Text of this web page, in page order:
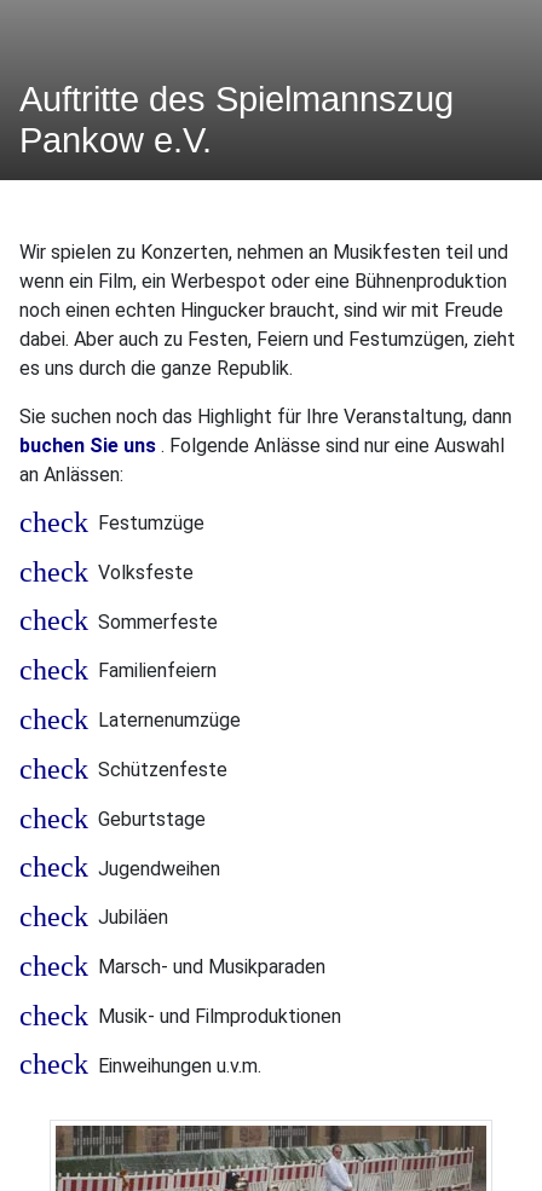
Auftritte des Spielmannszug
Pankow e.V.
Wir spielen zu Konzerten, nehmen an Musikfesten teil und
wenn ein Film, ein Werbespot oder eine Bühnenproduktion
noch einen echten Hingucker braucht, sind wir mit Freude
dabei. Aber auch zu Festen, Feiern und Festumzügen, zieht
es uns durch die ganze Republik.
Sie suchen noch das Highlight für Ihre Veranstaltung, dann
buchen Sie uns . Folgende Anlässe sind nur eine Auswahl
an Anlässen:
Festumzüge
Volksfeste
Sommerfeste
Familienfeiern
Laternenumzüge
Schützenfeste
Geburtstage
Jugendweihen
Jubiläen
Marsch- und Musikparaden
Musik- und Filmproduktionen
Einweihungen u.v.m.